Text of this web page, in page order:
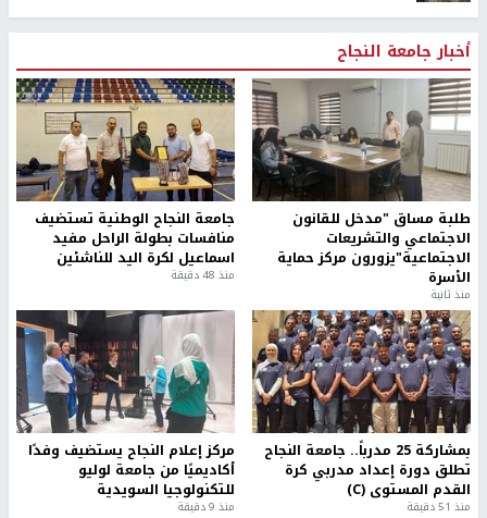
أخبار جامعة النجاح
طلبة مساق "مدخل للقانون
الاجتماعي والتشريعات
الاجتماعية"يزورون مركز حماية
الأسرة
منذ ثانية
جامعة النجاح الوطنية تستضيف
منافسات بطولة الراحل مفيد
اسماعيل لكرة اليد للناشئين
منذ 48 دقيقة
بمشاركة 25 مدرباً.. جامعة النجاح
تطلق دورة إعداد مدربي كرة
القدم المستوى (C)
منذ 51 دقيقة
مركز إعلام النجاح يستضيف وفدًا
أكاديميًا من جامعة لوليو
للتكنولوجيا السويدية
منذ 9 دقيقة